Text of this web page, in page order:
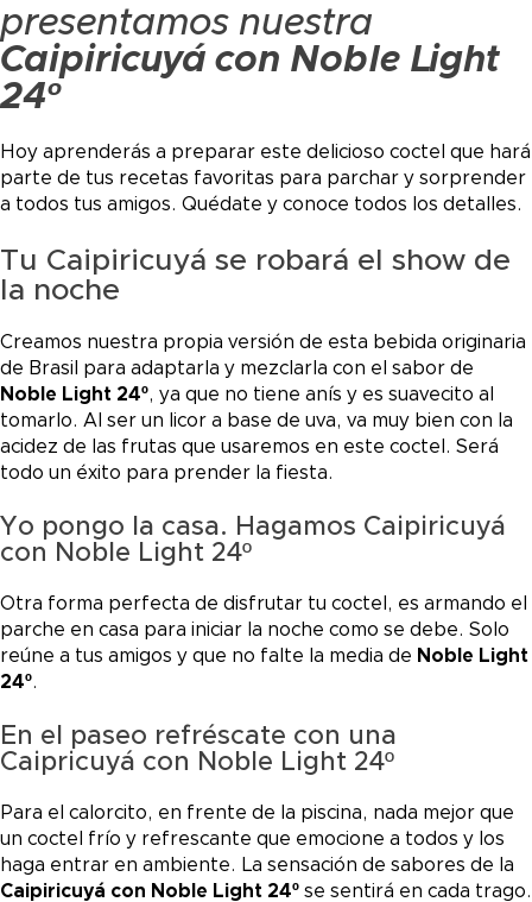
presentamos nuestra
Caipiricuyá con Noble Light
24º
Hoy aprenderás a preparar este delicioso coctel que hará
parte de tus recetas favoritas para parchar y sorprender
a todos tus amigos. Quédate y conoce todos los detalles.
Tu Caipiricuyá se robará el show de
la noche
Creamos nuestra propia versión de esta bebida originaria
de Brasil para adaptarla y mezclarla con el sabor de
Noble Light 24º, ya que no tiene anís y es suavecito al
tomarlo. Al ser un licor a base de uva, va muy bien con la
acidez de las frutas que usaremos en este coctel. Será
todo un éxito para prender la fiesta.
Yo pongo la casa. Hagamos Caipiricuyá
con Noble Light 24º
Otra forma perfecta de disfrutar tu coctel, es armando el
parche en casa para iniciar la noche como se debe. Solo
reúne a tus amigos y que no falte la media de Noble Light
24º.
En el paseo refréscate con una
Caipricuyá con Noble Light 24º
Para el calorcito, en frente de la piscina, nada mejor que
un coctel frío y refrescante que emocione a todos y los
haga entrar en ambiente. La sensación de sabores de la
Caipiricuyá con Noble Light 24º se sentirá en cada trago.